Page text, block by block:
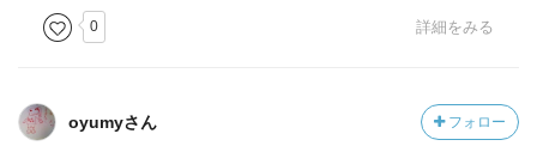
れを皆が苦手にしている。そんな時代だったんだ。
せるなんてことは考えられない。
0 詳細をみる
oyumyさん フォロー